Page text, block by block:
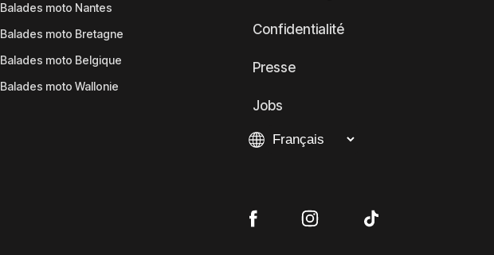
Balades moto Nantes
Balades moto Bretagne
Balades moto Belgique
Balades moto Wallonie
Confidentialité
Presse
Jobs